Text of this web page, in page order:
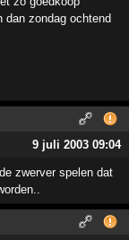
zondag ochtend
9 juli 2003 09:04
zwerver spelen dat